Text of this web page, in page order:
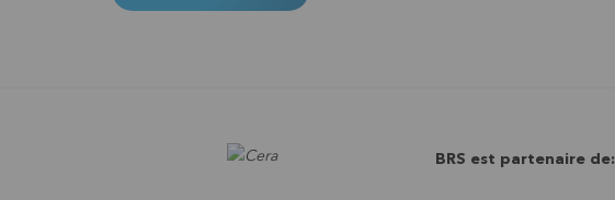
BRS est partenaire de: